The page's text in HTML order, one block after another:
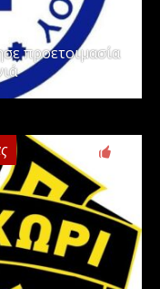
προετοιμασία